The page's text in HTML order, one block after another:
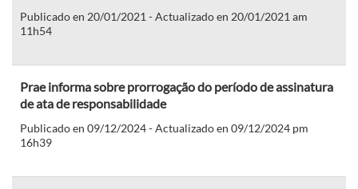
Publicado en 20/01/2021 - Actualizado en 20/01/2021 am
11h54
Prae informa sobre prorrogação do período de assinatura
de ata de responsabilidade
Publicado en 09/12/2024 - Actualizado en 09/12/2024 pm
16h39